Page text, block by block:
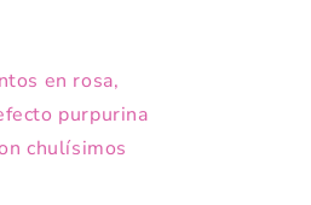
en rosa,
purpurina
chulísimos